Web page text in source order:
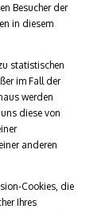
Besucher der
in diesem
statistischen
im Fall der
werden
diese von
anderen
​Cookies, die
Ihres